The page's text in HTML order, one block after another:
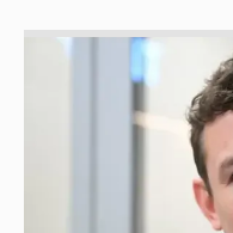
Никита